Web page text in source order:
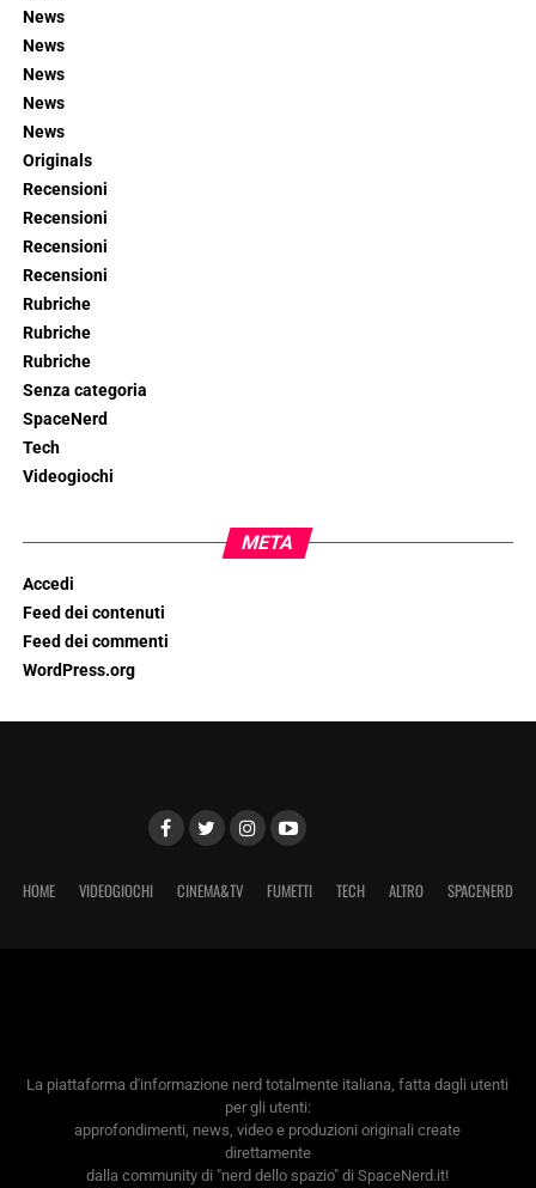
News
News
News
News
News
Originals
Recensioni
Recensioni
Recensioni
Recensioni
Rubriche
Rubriche
Rubriche
Senza categoria
SpaceNerd
Tech
Videogiochi
META
Accedi
Feed dei contenuti
Feed dei commenti
WordPress.org
HOME VIDEOGIOCHI CINEMA&TV FUMETTI TECH ALTRO SPACENERD
La piattaforma d'informazione nerd totalmente italiana, fatta dagli utenti
per gli utenti:
approfondimenti, news, video e produzioni originali create
direttamente
dalla community di "nerd dello spazio" di SpaceNerd.it!